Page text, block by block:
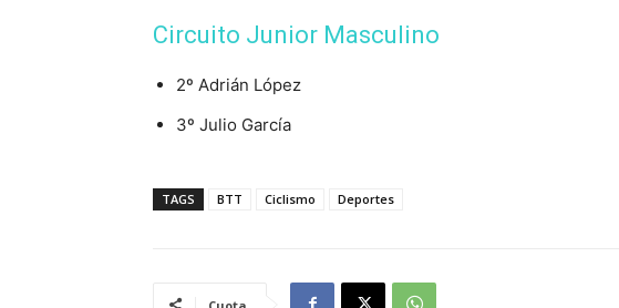
Circuito Junior Masculino
2º Adrián López
3º Julio García
TAGS BTT Ciclismo Deportes
Cuota